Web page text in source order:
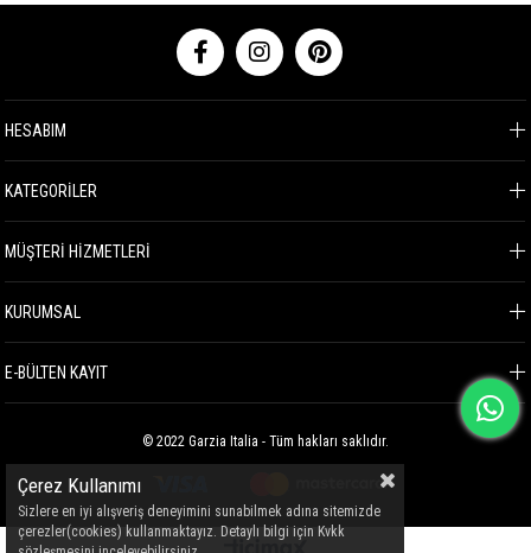
HESABIM
KATEGORİLER
MÜŞTERİ HİZMETLERİ
KURUMSAL
E-BÜLTEN KAYIT
© 2022 Garzia Italia - Tüm hakları saklıdır.
Çerez Kullanımı
Sizlere en iyi alışveriş deneyimini sunabilmek adına sitemizde
çerezler(cookies) kullanmaktayız. Detaylı bilgi için Kvkk